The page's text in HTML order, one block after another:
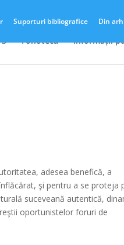
Suporturi bibliografice Din
Fonotecă Informații
adesea benefică, a
şi pentru a se proteja
suceveană autentică,
oportunistelor foruri de